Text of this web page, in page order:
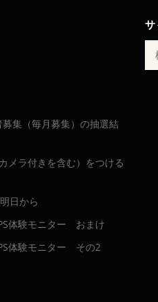
集（毎月募集）の抽選結
メラ付きを含む）をつける
日から
体験モニター おまけ
体験モニター その2